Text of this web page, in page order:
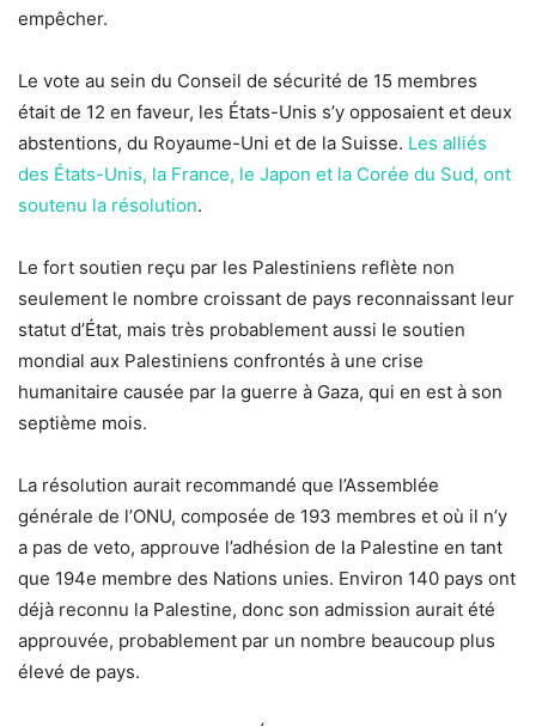
empêcher.
Le vote au sein du Conseil de sécurité de 15 membres
était de 12 en faveur, les États-Unis s’y opposaient et deux
abstentions, du Royaume-Uni et de la Suisse. Les alliés
des États-Unis, la France, le Japon et la Corée du Sud, ont
soutenu la résolution.
Le fort soutien reçu par les Palestiniens reflète non
seulement le nombre croissant de pays reconnaissant leur
statut d’État, mais très probablement aussi le soutien
mondial aux Palestiniens confrontés à une crise
humanitaire causée par la guerre à Gaza, qui en est à son
septième mois.
La résolution aurait recommandé que l’Assemblée
générale de l’ONU, composée de 193 membres et où il n’y
a pas de veto, approuve l’adhésion de la Palestine en tant
que 194e membre des Nations unies. Environ 140 pays ont
déjà reconnu la Palestine, donc son admission aurait été
approuvée, probablement par un nombre beaucoup plus
élevé de pays.